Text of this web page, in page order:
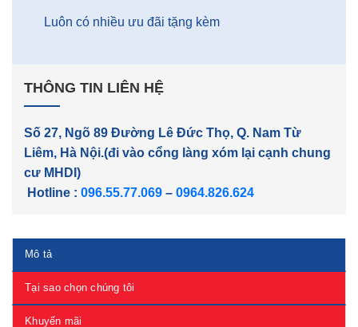
Luôn có nhiều ưu đãi tặng kèm
THÔNG TIN LIÊN HỆ
Số 27, Ngõ 89 Đường Lê Đức Thọ, Q. Nam Từ
Liêm, Hà Nội.(đi vào cổng làng xóm lại cạnh chung
cư MHDI)
Hotline : 096.55.77.069 – 0964.826.624
Mô tả
Tại sao chọn chúng tôi
Khuyến mãi